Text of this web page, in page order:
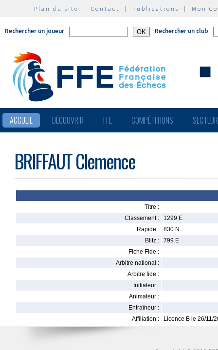
Plan du site | Contact | Publications | Mon
Rechercher un joueur Rechercher un club
ACCUEIL DÉCOUVRIR FFE COMPÉTITIONS
BRIFFAUT Clemence
Titre :
Classement :
1299 E
Rapide :
830 N
Blitz :
799 E
Fiche Fide :
Arbitre national :
Arbitre fide :
Initiateur :
Animateur :
Entraîneur :
Affiliation :
Licence B le 26/11/